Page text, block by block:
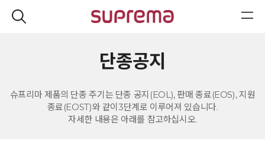
단종공지
슈프리마 제품의 단종 주기는 단종 공지(EOL), 판매 종료(EOS), 지원
종료(EOST)와 같이3단계로 이루어져 있습니다.
자세한 내용은 아래를 참고하십시오.